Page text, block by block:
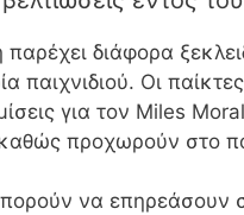
διάφορα
παιχνιδιού. Οι
για τον Miles
προχωρούν στο
να επηρεάσουν